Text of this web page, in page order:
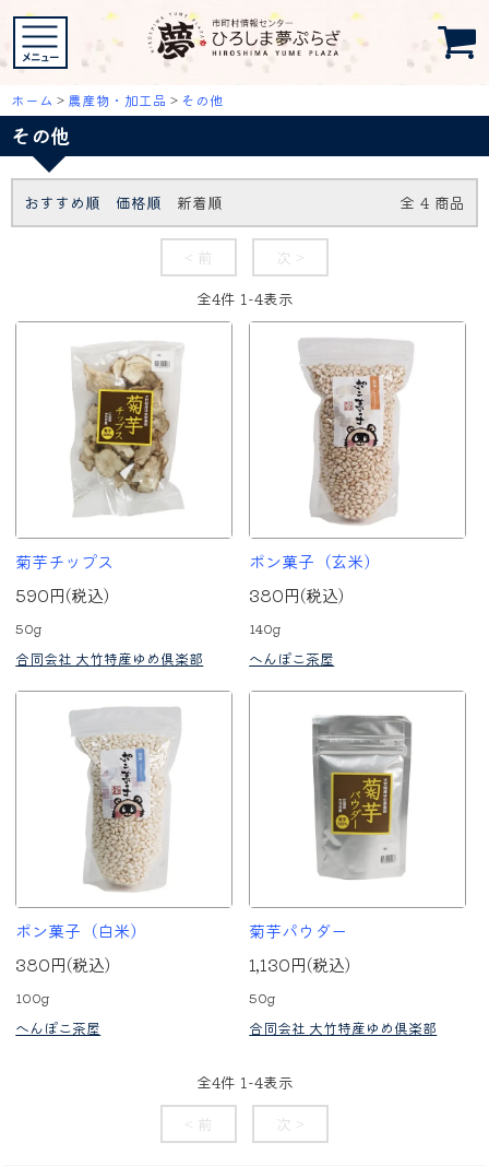
ホーム > 農産物・加工品 > その他
その他
おすすめ順 価格順 新着順 全 4 商品
< 前
次 >
全4件 1-4表示
菊芋チップス
590円(税込)
50g
合同会社 大竹特産ゆめ倶楽部
ポン菓子（玄米）
380円(税込)
140g
へんぽこ茶屋
ポン菓子（白米）
380円(税込)
100g
へんぽこ茶屋
菊芋パウダー
1,130円(税込)
50g
合同会社 大竹特産ゆめ倶楽部
全4件 1-4表示
< 前
次 >